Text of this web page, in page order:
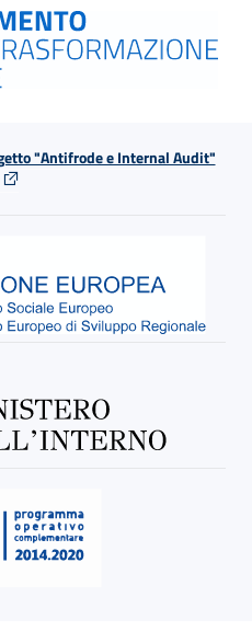
"Antifrode e Internal Audit"